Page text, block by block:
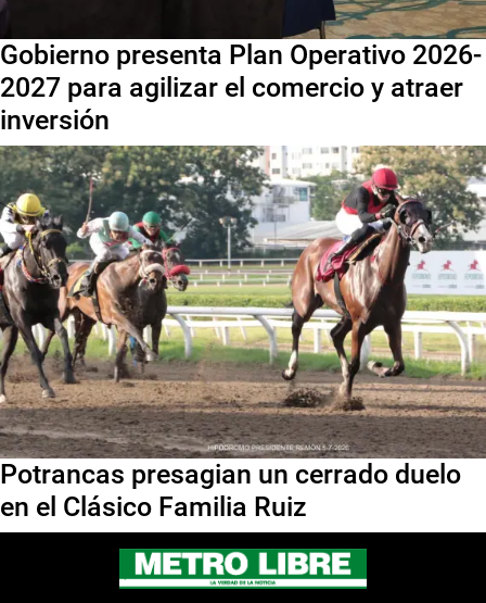
Gobierno presenta Plan Operativo 2026-
2027 para agilizar el comercio y atraer
inversión
Potrancas presagian un cerrado duelo
en el Clásico Familia Ruiz